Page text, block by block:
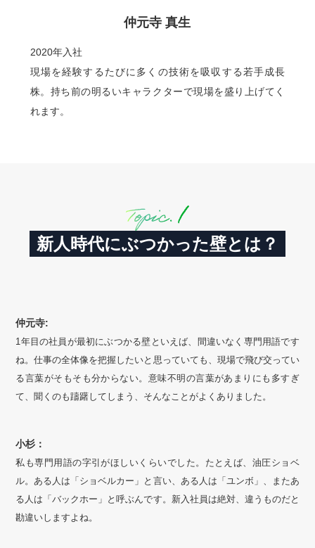
仲元寺 真生
2020年入社
現場を経験するたびに多くの技術を吸収する若手成長
株。持ち前の明るいキャラクターで現場を盛り上げてく
れます。
新人時代にぶつかった壁とは？
仲元寺:
1年目の社員が最初にぶつかる壁といえば、間違いなく専門用語です
ね。仕事の全体像を把握したいと思っていても、現場で飛び交ってい
る言葉がそもそも分からない。意味不明の言葉があまりにも多すぎ
て、聞くのも躊躇してしまう、そんなことがよくありました。
小杉：
私も専門用語の字引がほしいくらいでした。たとえば、油圧ショベ
ル。ある人は「ショベルカー」と言い、ある人は「ユンボ」、またあ
る人は「バックホー」と呼ぶんです。新入社員は絶対、違うものだと
勘違いしますよね。